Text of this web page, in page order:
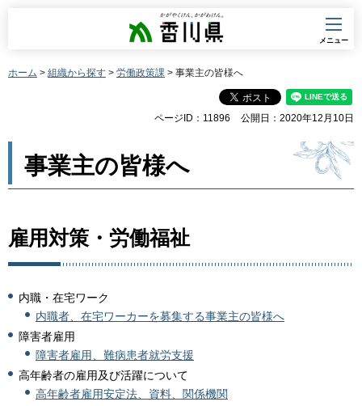
香川県
メニュー
ホーム > 組織から探す > 労働政策課 > 事業主の皆様へ
ページID：11896 公開日：2020年12月10日
事業主の皆様へ
雇用対策・労働福祉
内職・在宅ワーク
内職者、在宅ワーカーを募集する事業主の皆様へ
障害者雇用
障害者雇用、難病患者就労支援
高年齢者の雇用及び活躍について
高年齢者雇用安定法、資料、関係機関